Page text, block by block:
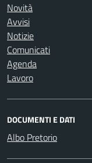
Novità
Avvisi
Notizie
Comunicati
Agenda
Lavoro
DOCUMENTI E DATI
Albo Pretorio